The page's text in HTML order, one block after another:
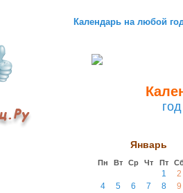
Календарь на любой
Январь
Пн Вт Ср Чт Пт
1
2
4
5 6 7 8
9